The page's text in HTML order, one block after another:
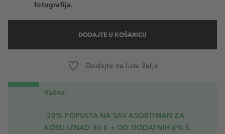
fotografija.
DODAJTE U KOŠARICU
Dodajte na listu želja
Važno:
-20% POPUSTA NA SAV ASORTIMAN ZA
KOSU IZNAD 30 € + DO DODATNIH 6% S